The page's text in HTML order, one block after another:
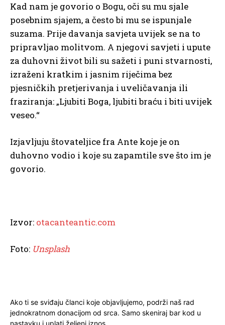
Kad nam je govorio o Bogu, oči su mu sjale
posebnim sjajem, a često bi mu se ispunjale
suzama. Prije davanja savjeta uvijek se na to
pripravljao molitvom. A njegovi savjeti i upute
za duhovni život bili su sažeti i puni stvarnosti,
izraženi kratkim i jasnim riječima bez
pjesničkih pretjerivanja i uveličavanja ili
fraziranja: „Ljubiti Boga, ljubiti braću i biti uvijek
veseo.“
Izjavljuju štovateljice fra Ante koje je on
duhovno vodio i koje su zapamtile sve što im je
govorio.
Izvor: otacanteantic.com
Foto: Unsplash
Ako ti se sviđaju članci koje objavljujemo, podrži naš rad
jednokratnom donacijom od srca. Samo skeniraj bar kod u